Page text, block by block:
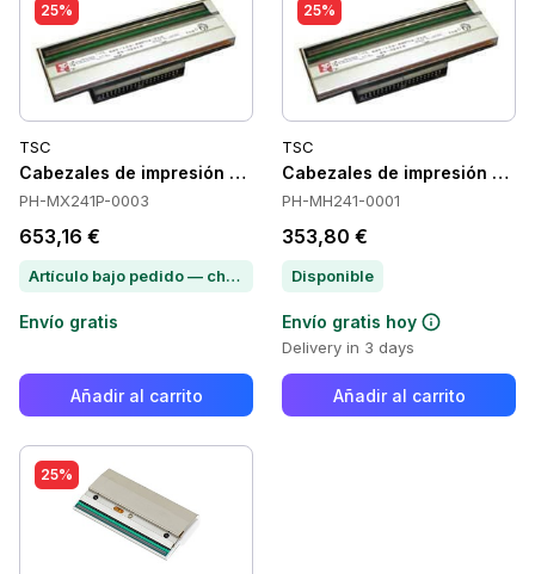
25%
TSC
Cabezales de impresión TSC PH-MX241P-0003
PH-MX241P-0003
653,16 €
Artículo bajo pedido — chatea para conocer el plazo de entrega
Envío gratis
Añadir al carrito
25%
TSC
Cabezales de impresión TSC
PH-MH241-0001
353,80 €
Disponible
Envío gratis hoy
Delivery in 3 days
Añadir al carrito
25%